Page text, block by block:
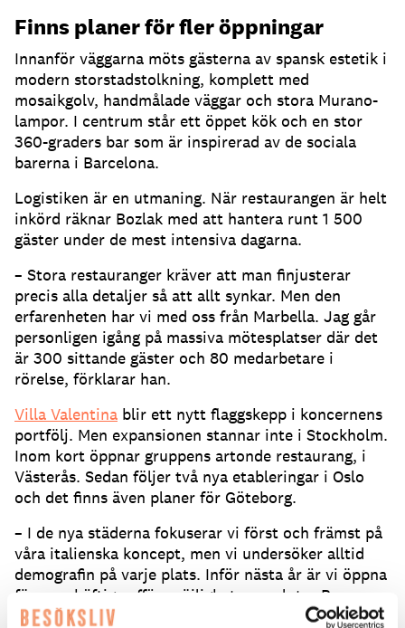
Finns planer för fler öppningar
Innanför väggarna möts gästerna av spansk estetik i
modern storstadstolkning, komplett med
mosaikgolv, handmålade väggar och stora Murano-
lampor. I centrum står ett öppet kök och en stor
360-graders bar som är inspirerad av de sociala
barerna i Barcelona.
Logistiken är en utmaning. När restaurangen är helt
inkörd räknar Bozlak med att hantera runt 1 500
gäster under de mest intensiva dagarna.
– Stora restauranger kräver att man finjusterar
precis alla detaljer så att allt synkar. Men den
erfarenheten har vi med oss från Marbella. Jag går
personligen igång på massiva mötesplatser där det
är 300 sittande gäster och 80 medarbetare i
rörelse, förklarar han.
Villa Valentina blir ett nytt flaggskepp i koncernens
portfölj. Men expansionen stannar inte i Stockholm.
Inom kort öppnar gruppens artonde restaurang, i
Västerås. Sedan följer två nya etableringar i Oslo
och det finns även planer för Göteborg.
– I de nya städerna fokuserar vi först och främst på
våra italienska koncept, men vi undersöker alltid
demografin på varje plats. Inför nästa år är vi öppna
för nya, häftiga affärsmöjligheter, avslutar Brazer
Bozlak.